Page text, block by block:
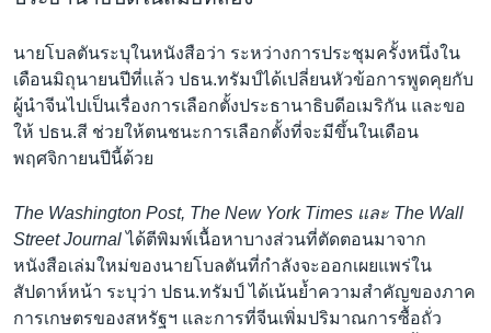
นายโบลตันระบุในหนังสือว่า ระหว่างการประชุมครั้งหนึ่งใน
เดือนมิถุนายนปีที่แล้ว ปธน.ทรัมป์ได้เปลี่ยนหัวข้อการพูดคุยกับ
ผู้นำจีนไปเป็นเรื่องการเลือกตั้งประธานาธิบดีอเมริกัน และขอ
ให้ ปธน.สี ช่วยให้ตนชนะการเลือกตั้งที่จะมีขึ้นในเดือน
พฤศจิกายนปีนี้ด้วย
The Washington Post, The New York Times และ The Wall
Street Journalได้ตีพิมพ์เนื้อหาบางส่วนที่ตัดตอนมาจาก
หนังสือเล่มใหม่ของนายโบลตันที่กำลังจะออกเผยแพร่ใน
สัปดาห์หน้า ระบุว่า ปธน.ทรัมป์ ได้เน้นย้ำความสำคัญของภาค
การเกษตรของสหรัฐฯ และการที่จีนเพิ่มปริมาณการซื้อถั่ว